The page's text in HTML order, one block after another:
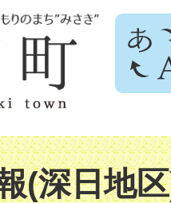
(深日地